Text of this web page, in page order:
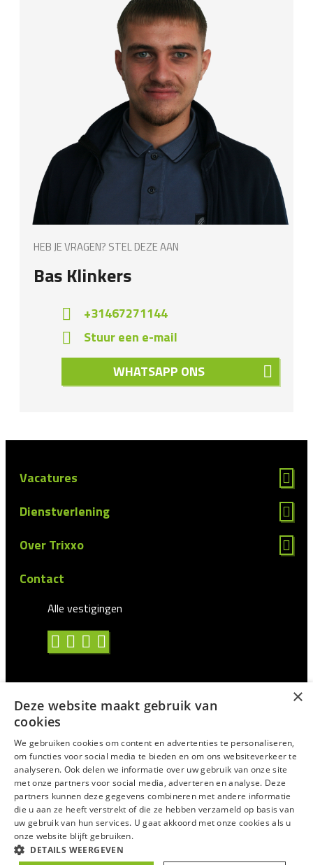
HEB JE VRAGEN? STEL DEZE AAN
Bas Klinkers
+31467271144
Stuur een e-mail
WHATSAPP ONS
Vacatures
Dienstverlening
Over Trixxo
Contact
Alle vestigingen
Algemene voorwaarden
Privacy statement
Antidiscriminatie
Certificering en CAO
Voor Uitzendprofessionals
Suggesties/Meldingen
© 2025Trixxo
×
Deze website maakt gebruik van
cookies
We gebruiken cookies om content en advertenties te personaliseren,
om functies voor social media te bieden en om ons websiteverkeer te
analyseren. Ook delen we informatie over uw gebruik van onze site
met onze partners voor social media, adverteren en analyse. Deze
partners kunnen deze gegevens combineren met andere informatie
die u aan ze heeft verstrekt of die ze hebben verzameld op basis van
uw gebruik van hun services. U gaat akkoord met onze cookies als u
onze website blijft gebruiken.
DETAILS WEERGEVEN